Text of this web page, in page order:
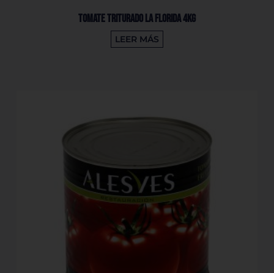
Tomate Triturado La Florida 4Kg
LEER MÁS